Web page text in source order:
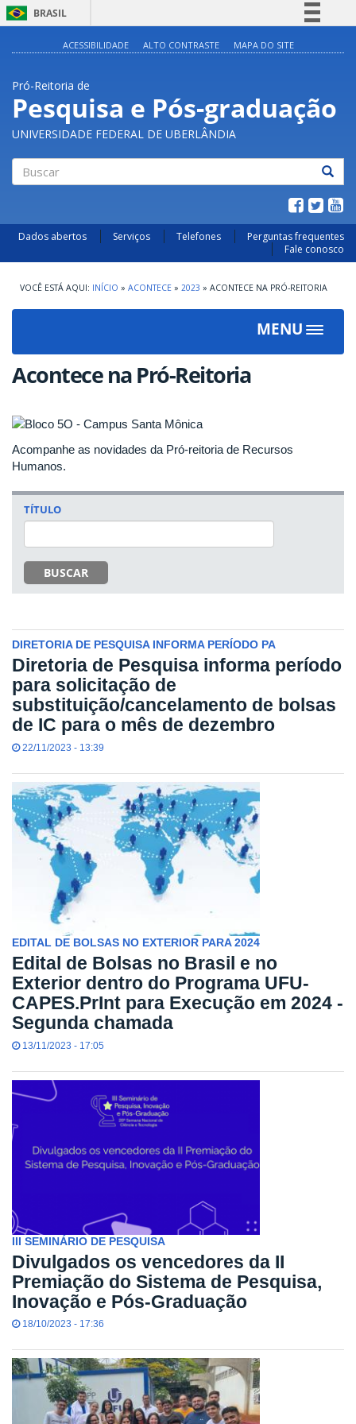
BRASIL
Acesso à informação
Legislação
Canais
ACESSIBILIDADE ALTO CONTRASTE MAPA DO SITE
Pró-Reitoria de
Pesquisa e Pós-graduação
UNIVERSIDADE FEDERAL DE UBERLÂNDIA
Dados abertos Serviços Telefones
Perguntas frequentes
Fale conosco
INÍCIO » ACONTECE » 2023 » ACONTECE NA PRÓ-REITORIA
MENU
Toggle
Acontece na Pró-Reitoria
Acompanhe as novidades da Pró-reitoria de Recursos
Humanos.
TÍTULO
BUSCAR
DIRETORIA DE PESQUISA INFORMA PERÍODO PA
Diretoria de Pesquisa informa período
para solicitação de
substituição/cancelamento de bolsas
de IC para o mês de dezembro
22/11/2023 - 13:39
EDITAL DE BOLSAS NO EXTERIOR PARA 2024
Edital de Bolsas no Brasil e no
Exterior dentro do Programa UFU-
CAPES.PrInt para Execução em 2024 -
Segunda chamada
13/11/2023 - 17:05
III SEMINÁRIO DE PESQUISA
Divulgados os vencedores da II
Premiação do Sistema de Pesquisa,
Inovação e Pós-Graduação
18/10/2023 - 17:36